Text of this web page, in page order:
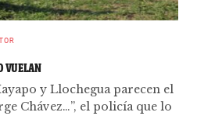
VUELAN
y Llochegua parecen el
Chávez…”, el policía que lo